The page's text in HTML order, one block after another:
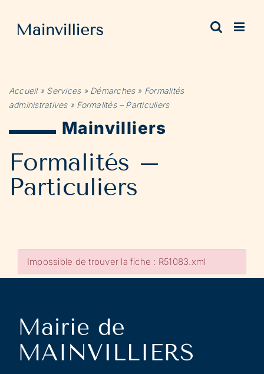
contenu
Accueil» Services» Démarches» Formalités
administratives» Formalités – Particuliers
Mainvilliers
Formalités –
Particuliers
Impossible de trouver la fiche : R51083.xml